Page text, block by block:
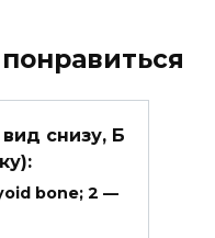
снизу, Б
bone; 2 —